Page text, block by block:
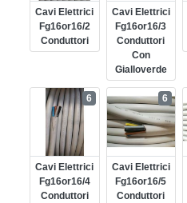
Cavi Elettrici
Fg16or16/2
Conduttori
Cavi Elettrici
Fg16or16/3
Conduttori
Con
Gialloverde
Cavi Elettrici
Fg16or16/4
Conduttori
6
Cavi Elettrici
Fg16or16/5
Conduttori
6